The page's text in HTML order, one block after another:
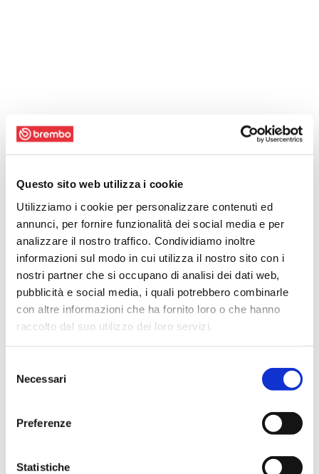
Questo sito web utilizza i cookie
Utilizziamo i cookie per personalizzare contenuti ed
annunci, per fornire funzionalità dei social media e per
analizzare il nostro traffico. Condividiamo inoltre
informazioni sul modo in cui utilizza il nostro sito con i
nostri partner che si occupano di analisi dei dati web,
pubblicità e social media, i quali potrebbero combinarle
con altre informazioni che ha fornito loro o che hanno
raccolto dal suo utilizzo dei loro servizi.
delNecessari
Preferenze
Statistiche